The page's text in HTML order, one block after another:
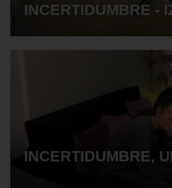
INCERTIDUMBRE -